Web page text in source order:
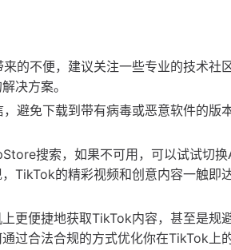
的不便，建议关注一些专业的技术社
决方案。
避免下载到带有病毒或恶意软件的版
搜索，如果不可用，可以试试切换
TikTok的精彩视频和创意内容一触即
更便捷地获取TikTok内容，甚至是规
过合法合规的方式优化你在TikTok上的